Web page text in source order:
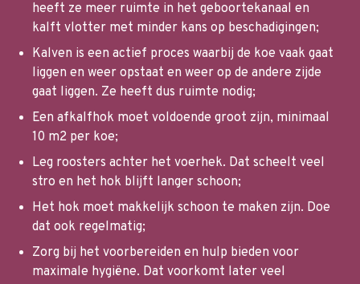
heeft ze meer ruimte in het geboortekanaal en
kalft vlotter met minder kans op beschadigingen;
Kalven is een actief proces waarbij de koe vaak gaat
liggen en weer opstaat en weer op de andere zijde
gaat liggen. Ze heeft dus ruimte nodig;
Een afkalfhok moet voldoende groot zijn, minimaal
10 m2 per koe;
Leg roosters achter het voerhek. Dat scheelt veel
stro en het hok blijft langer schoon;
Het hok moet makkelijk schoon te maken zijn. Doe
dat ook regelmatig;
Zorg bij het voorbereiden en hulp bieden voor
maximale hygiëne. Dat voorkomt later veel